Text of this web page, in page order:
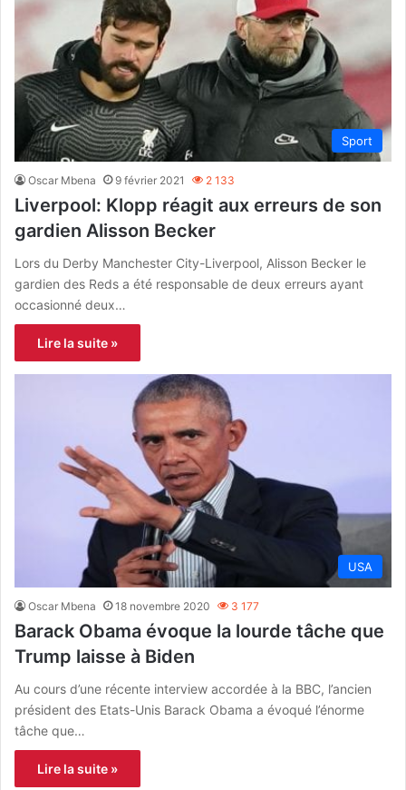
Sport
Oscar Mbena 9 février 2021 2 133
Liverpool: Klopp réagit aux erreurs de son
gardien Alisson Becker
Lors du Derby Manchester City-Liverpool, Alisson Becker le
gardien des Reds a été responsable de deux erreurs ayant
occasionné deux…
Lire la suite »
USA
Oscar Mbena 18 novembre 2020 3 177
Barack Obama évoque la lourde tâche que
Trump laisse à Biden
Au cours d’une récente interview accordée à la BBC, l’ancien
président des Etats-Unis Barack Obama a évoqué l’énorme
tâche que…
Lire la suite »